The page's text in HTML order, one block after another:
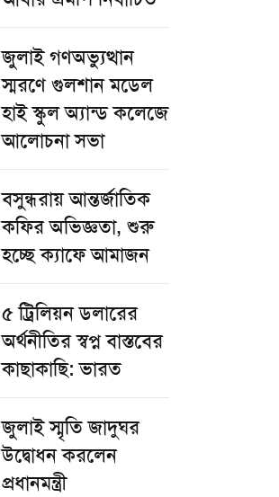
জুলাই গণঅভ্যুত্থান
স্মরণে গুলশান মডেল
হাই স্কুল অ্যান্ড কলেজে
আলোচনা সভা
বসুন্ধরায় আন্তর্জাতিক
কফির অভিজ্ঞতা, শুরু
হচ্ছে ক্যাফে আমাজন
৫ ট্রিলিয়ন ডলারের
অর্থনীতির স্বপ্ন বাস্তবের
কাছাকাছি: ভারত
জুলাই স্মৃতি জাদুঘর
উদ্বোধন করলেন
প্রধানমন্ত্রী